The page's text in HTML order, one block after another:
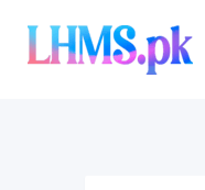
content